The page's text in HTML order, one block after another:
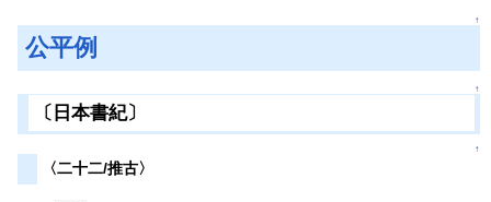
↑
公平例
↑
〔日本書紀〕
↑
〈二十二/推古〉